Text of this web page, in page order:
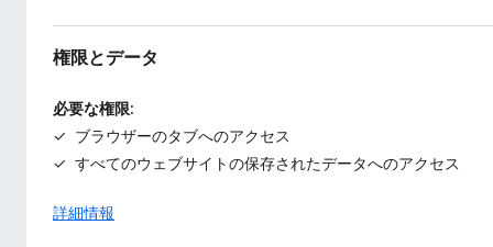
権限とデータ
必要な権限:
ブラウザーのタブへのアクセス
すべてのウェブサイトの保存されたデータへのアクセス
詳細情報